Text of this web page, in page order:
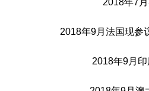
2018年9月法国现参
2018年9月